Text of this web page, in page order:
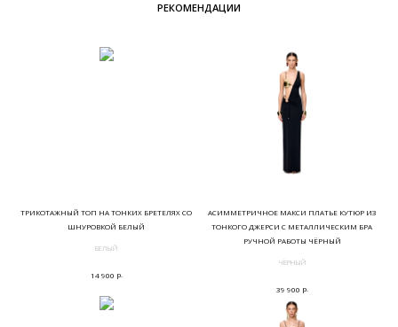
РЕКОМЕНДАЦИИ
ТРИКОТАЖНЫЙ ТОП НА ТОНКИХ БРЕТЕЛЯХ СО
ШНУРОВКОЙ БЕЛЫЙ
БЕЛЫЙ
14 900 р.
АСИММЕТРИЧНОЕ МАКСИ ПЛАТЬЕ КУТЮР ИЗ
ТОНКОГО ДЖЕРСИ С МЕТАЛЛИЧЕСКИМ БРА
РУЧНОЙ РАБОТЫ ЧЁРНЫЙ
ЧЁРНЫЙ
39 900 р.